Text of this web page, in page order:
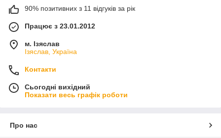
90% позитивних з 11 відгуків за рік
Працює з 23.01.2012
м. Ізяслав
Ізяслав, Україна
Контакти
Сьогодні вихідний
Показати весь графік роботи
Про нас